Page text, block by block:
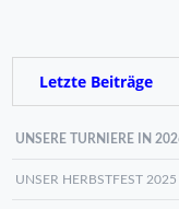
UNSERE TURNIERE IN
UNSER HERBSTFEST